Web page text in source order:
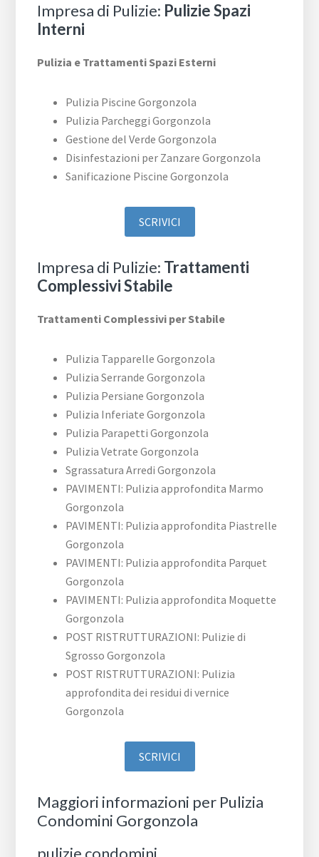
Impresa di Pulizie: Pulizie Spazi
Interni
Pulizia e Trattamenti Spazi Esterni
Pulizia Piscine Gorgonzola
Pulizia Parcheggi Gorgonzola
Gestione del Verde Gorgonzola
Disinfestazioni per Zanzare Gorgonzola
Sanificazione Piscine Gorgonzola
SCRIVICI
Impresa di Pulizie: Trattamenti
Complessivi Stabile
Trattamenti Complessivi per Stabile
Pulizia Tapparelle Gorgonzola
Pulizia Serrande Gorgonzola
Pulizia Persiane Gorgonzola
Pulizia Inferiate Gorgonzola
Pulizia Parapetti Gorgonzola
Pulizia Vetrate Gorgonzola
Sgrassatura Arredi Gorgonzola
PAVIMENTI: Pulizia approfondita Marmo
Gorgonzola
PAVIMENTI: Pulizia approfondita Piastrelle
Gorgonzola
PAVIMENTI: Pulizia approfondita Parquet
Gorgonzola
PAVIMENTI: Pulizia approfondita Moquette
Gorgonzola
POST RISTRUTTURAZIONI: Pulizie di
Sgrosso Gorgonzola
POST RISTRUTTURAZIONI: Pulizia
approfondita dei residui di vernice
Gorgonzola
SCRIVICI
Maggiori informazioni per Pulizia
Condomini Gorgonzola